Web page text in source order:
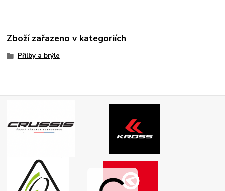
Zboží zařazeno v kategoriích
Přilby a brýle
.